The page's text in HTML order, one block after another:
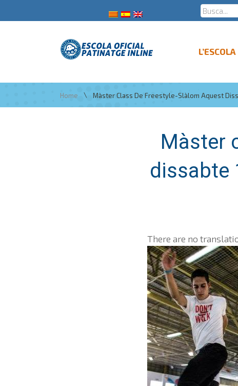
L’ESCOLA
Home \ Màster Class De Freestyle-Slàlom Aquest
Màster
dissabte
There are no